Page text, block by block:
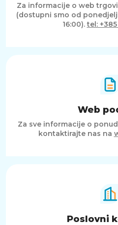
Za informacije o web
(dostupni smo od
16:00).tel:
Web
Za sve informacije o
kontaktirajte nas na
Poslovni